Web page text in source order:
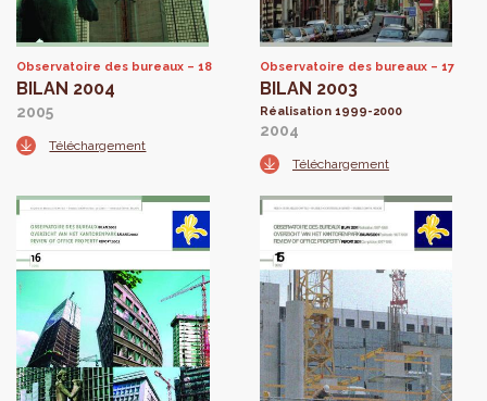
Observatoire des bureaux 18
BILAN 2004
2005
Téléchargement
Observatoire des bureaux 17
BILAN 2003
Réalisation 1999-2000
2004
Téléchargement